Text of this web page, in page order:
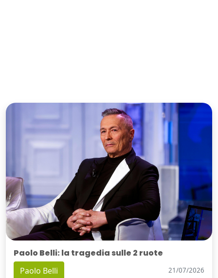
Paolo Belli: la tragedia sulle 2 ruote
Paolo Belli 21/07/2026